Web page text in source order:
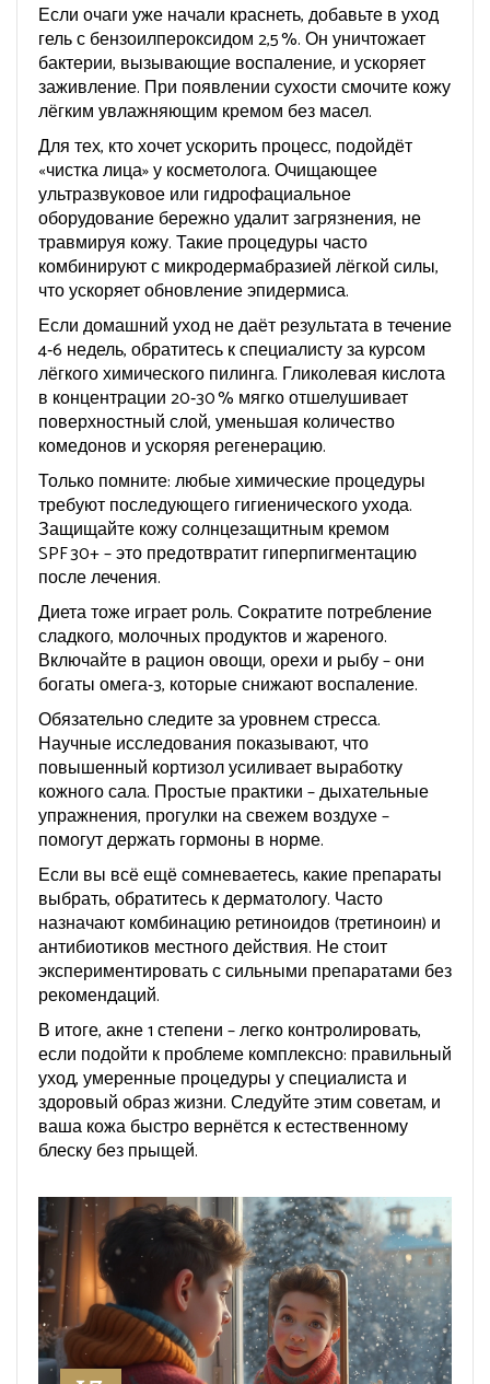
Если очаги уже начали краснеть, добавьте в уход
гель с бензоилпероксидом 2,5 %. Он уничтожает
бактерии, вызывающие воспаление, и ускоряет
заживление. При появлении сухости смочите кожу
лёгким увлажняющим кремом без масел.
Для тех, кто хочет ускорить процесс, подойдёт
«чистка лица» у косметолога. Очищающее
ультразвуковое или гидрофациальное
оборудование бережно удалит загрязнения, не
травмируя кожу. Такие процедуры часто
комбинируют с микродермабразией лёгкой силы,
что ускоряет обновление эпидермиса.
Если домашний уход не даёт результата в течение
4‑6 недель, обратитесь к специалисту за курсом
лёгкого химического пилинга. Гликолевая кислота
в концентрации 20‑30 % мягко отшелушивает
поверхностный слой, уменьшая количество
комедонов и ускоряя регенерацию.
Только помните: любые химические процедуры
требуют последующего гигиенического ухода.
Защищайте кожу солнцезащитным кремом
SPF 30+ – это предотвратит гиперпигментацию
после лечения.
Диета тоже играет роль. Сократите потребление
сладкого, молочных продуктов и жареного.
Включайте в рацион овощи, орехи и рыбу – они
богаты омега‑3, которые снижают воспаление.
Обязательно следите за уровнем стресса.
Научные исследования показывают, что
повышенный кортизол усиливает выработку
кожного сала. Простые практики – дыхательные
упражнения, прогулки на свежем воздухе –
помогут держать гормоны в норме.
Если вы всё ещё сомневаетесь, какие препараты
выбрать, обратитесь к дерматологу. Часто
назначают комбинацию ретиноидов (третиноин) и
антибиотиков местного действия. Не стоит
экспериментировать с сильными препаратами без
рекомендаций.
В итоге, акне 1 степени – легко контролировать,
если подойти к проблеме комплексно: правильный
уход, умеренные процедуры у специалиста и
здоровый образ жизни. Следуйте этим советам, и
ваша кожа быстро вернётся к естественному
блеску без прыщей.